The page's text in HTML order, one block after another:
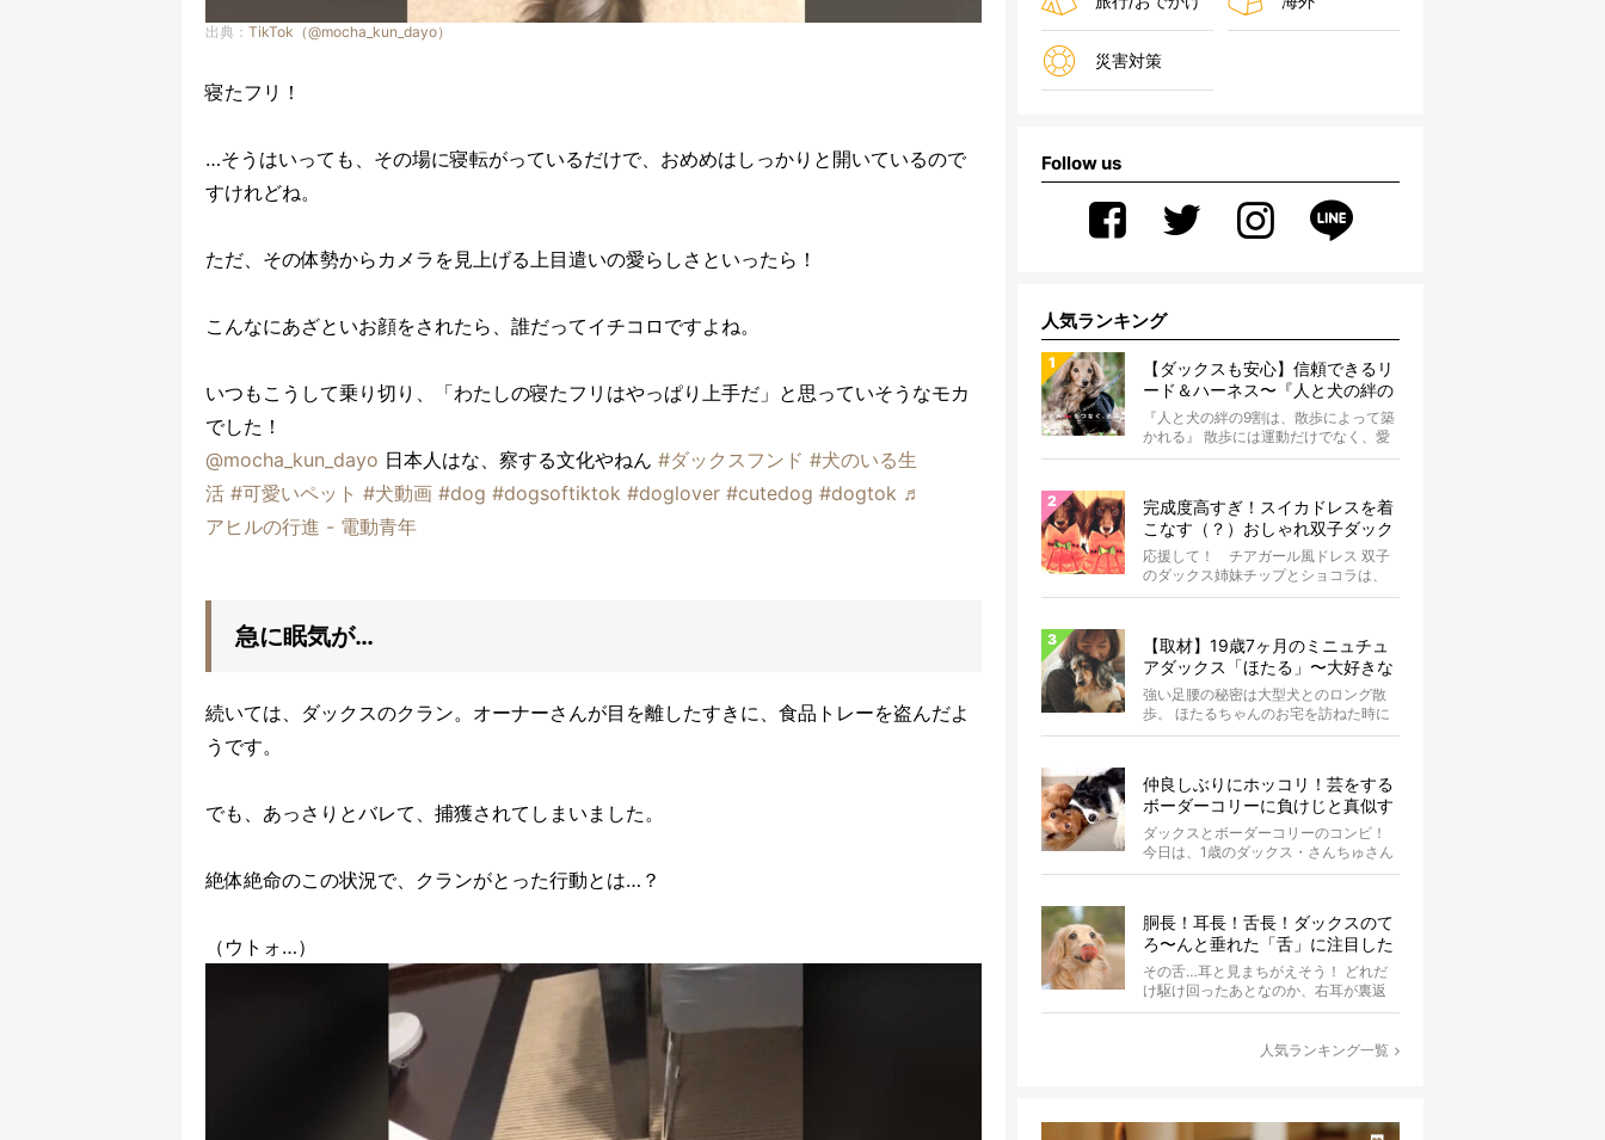
出典： TikTok（@mocha_kun_dayo）
寝たフリ！
…そうはいっても、その場に寝転がっているだけで、おめめはしっかりと開いているので
すけれどね。
ただ、その体勢からカメラを見上げる上目遣いの愛らしさといったら！
こんなにあざといお顔をされたら、誰だってイチコロですよね。
いつもこうして乗り切り、「わたしの寝たフリはやっぱり上手だ」と思っていそうなモカ
でした！
@mocha_kun_dayo 日本人はな、察する文化やねん #ダックスフンド #犬のいる生
活 #可愛いペット #犬動画 #dog #dogsoftiktok #doglover #cutedog #dogtok ♬
アヒルの行進 - 電動青年
急に眠気が…
続いては、ダックスのクラン。オーナーさんが目を離したすきに、食品トレーを盗んだよ
うです。
でも、あっさりとバレて、捕獲されてしまいました。
絶体絶命のこの状況で、クランがとった行動とは…？
（ウトォ…）
災害対策
Follow us
人気ランキング
【ダックスも安心】信頼できるリ
ード＆ハーネス〜『人と犬の絆の
9割は散歩によって築かれる』
WOLFGANG MAN＆BEAST〜
『人と犬の絆の9割は、散歩によって築
かれる』 散歩には運動だけでなく、愛
犬とオーナーの絆を深める重要な役割
完成度高すぎ！スイカドレスを着
こなす（？）おしゃれ双子ダック
スがもはやアイドル
応援して！ チアガール風ドレス 双子
のダックス姉妹チップとショコラは、
お揃いのスイカドレスを身にまとって
【取材】19歳7ヶ月のミニュチュ
アダックス「ほたる」〜大好きな
家族と共にゆったり歩む毎日〜
強い足腰の秘密は大型犬とのロング散
歩。 ほたるちゃんのお宅を訪ねた時に
まず驚いたのは、ご自宅のリビングを
仲良しぶりにホッコリ！芸をする
ボーダーコリーに負けじと真似す
るダックスさん。可愛さ合格だ！
【動画】
ダックスとボーダーコリーのコンビ！
今日は、1歳のダックス・さんちゅさん
がコンビ芸にチャレンジ！ 9歳のボー
胴長！耳長！舌長！ダックスのて
ろ〜んと垂れた「舌」に注目した
結果、元気もらった。
その舌…耳と見まちがえそう！ どれだ
け駆け回ったあとなのか、右耳が裏返
ってしまっているAuraちゃん。耳の中
人気ランキング一覧